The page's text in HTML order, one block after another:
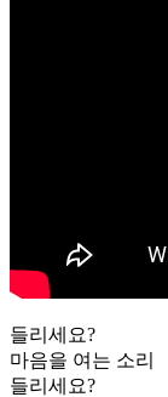
들리세요?
마음을 여는 소리
들리세요?